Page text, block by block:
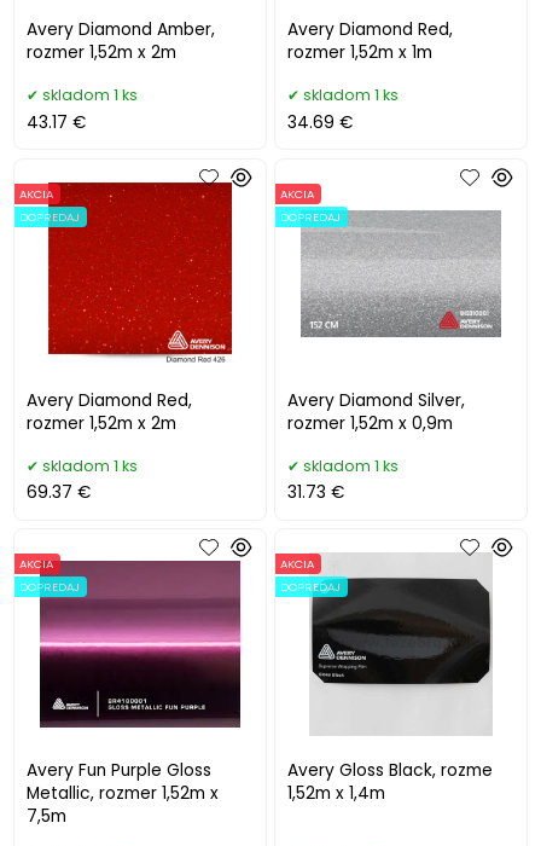
Avery Diamond Amber,
rozmer 1,52m x 2m
skladom 1 ks
43.17 €
Avery Diamond Red,
rozmer 1,52m x 1m
skladom 1 ks
34.69 €
Avery Diamond Red,
rozmer 1,52m x 2m
AKCIA
DOPREDAJ
skladom 1 ks
69.37 €
Avery Diamond Silver,
rozmer 1,52m x 0,9m
AKCIA
DOPREDAJ
skladom 1 ks
31.73 €
Avery Fun Purple Gloss
Metallic, rozmer 1,52m x
7,5m
AKCIA
DOPREDAJ
Avery Gloss Black, rozme
1,52m x 1,4m
AKCIA
DOPREDAJ